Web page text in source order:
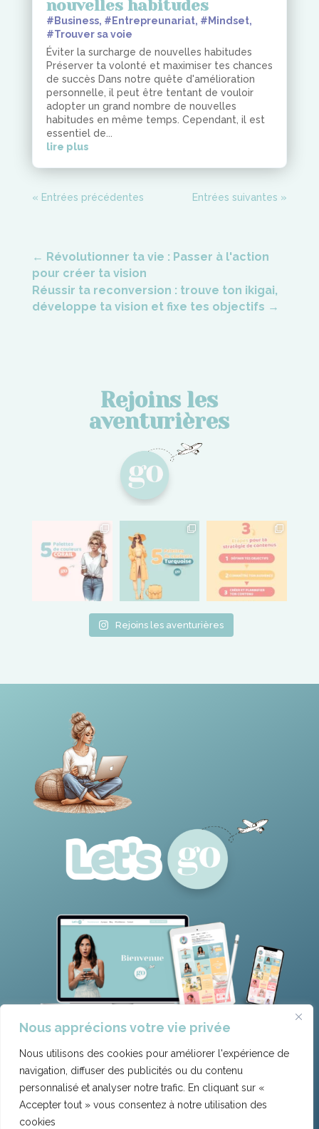
Nous apprécions votre vie privée
Nous utilisons des cookies pour améliorer l'expérience de
navigation, diffuser des publicités ou du contenu
personnalisé et analyser notre trafic. En cliquant sur «
Accepter tout » vous consentez à notre utilisation des
cookies
nouvelles habitudes
#Business, #Entrepreunariat, #Mindset,
#Trouver sa voie
Éviter la surcharge de nouvelles habitudes
Préserver ta volonté et maximiser tes chances
de succès Dans notre quête d'amélioration
personnelle, il peut être tentant de vouloir
adopter un grand nombre de nouvelles
habitudes en même temps. Cependant, il est
essentiel de...
lire plus
« Entrées précédentes Entrées suivantes »
← Révolutionner ta vie : Passer à l'action
pour créer ta vision
Réussir ta reconversion : trouve ton ikigai,
développe ta vision et fixe tes objectifs →
Rejoins les
aventurières
Rejoins les aventurières
Mentions légales|Politique de confidentialité
Cookies